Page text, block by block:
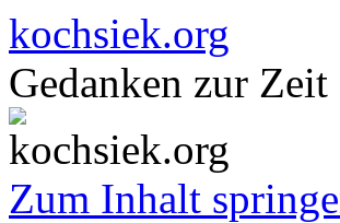
kochsiek.org
Gedanken zur Zeit
Zum Inhalt